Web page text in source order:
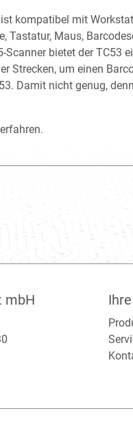
kompatibel mit
Tastatur, Maus,
bietet der
Strecken, um einen
Damit nicht genug,
mbH